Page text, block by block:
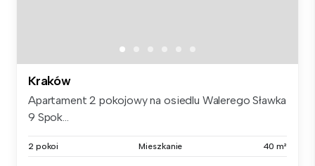
Kraków
Apartament 2 pokojowy na osiedlu Walerego Sławka
9 Spok...
2 pokoi Mieszkanie 40 m²